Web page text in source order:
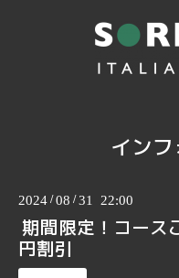
イン
2024 /08 /31 22:00
期間限定！コース
円割引